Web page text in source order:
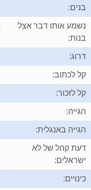
בנים:
נשמע אותו דבר אצל
בנות:
דרוג:
קל לכתוב:
קל לזכור:
הגייה:
הגייה באנגלית:
דעת קהל של לא
ישראלים:
כינויים: